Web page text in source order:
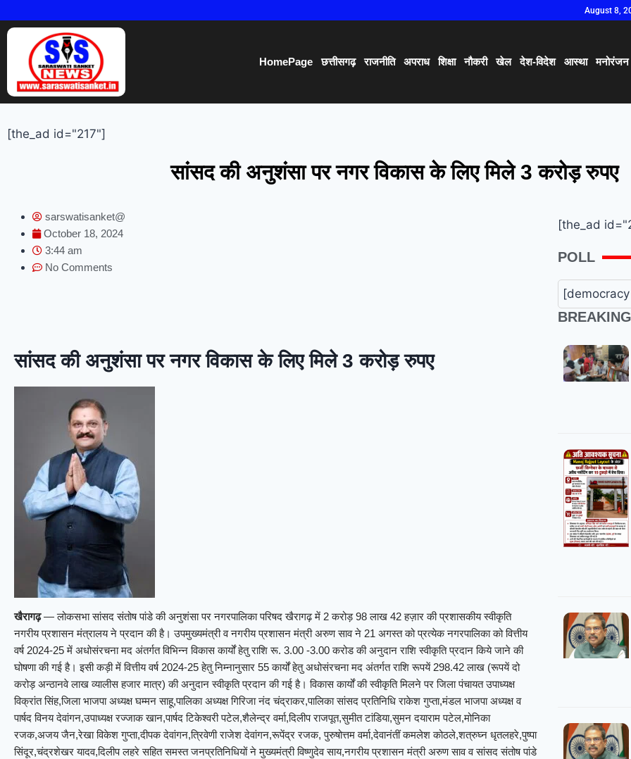
August 8,
HomePage छत्तीसगढ़ राजनीति अपराध शिक्षा नौकरी खेल देश-विदेश आस्था मनोरंजन
[the_ad id="217"]
सांसद की अनुशंसा पर नगर विकास के लिए मिले 3 करोड़ रुपए
sarswatisanket@
October 18, 2024
3:44 am
No Comments
सांसद की अनुशंसा पर नगर विकास के लिए मिले 3 करोड़ रुपए
खैरागढ़— लोकसभा सांसद संतोष पांडे की अनुशंसा पर नगरपालिका परिषद खैरागढ़ में 2 करोड़ 98 लाख 42 हज़ार की प्रशासकीय स्वीकृति
नगरीय प्रशासन मंत्रालय ने प्रदान की है। उपमुख्यमंत्री व नगरीय प्रशासन मंत्री अरुण साव ने 21 अगस्त को प्रत्येक नगरपालिका को वित्तीय
वर्ष 2024-25 में अधोसंरचना मद अंतर्गत विभिन्न विकास कार्यों हेतु राशि रू. 3.00 -3.00 करोड की अनुदान राशि स्वीकृति प्रदान किये जाने की
घोषणा की गई है। इसी कड़ी में वित्तीय वर्ष 2024-25 हेतु निम्नानुसार 55 कार्यों हेतु अधोसंरचना मद अंतर्गत राशि रूपयें 298.42 लाख (रूपयें दो
करोड़ अन्ठानवे लाख व्यालीस हजार मात्र) की अनुदान स्वीकृति प्रदान की गई है। विकास कार्यों की स्वीकृति मिलने पर जिला पंचायत उपाध्यक्ष
विक्रांत सिंह,जिला भाजपा अध्यक्ष घम्मन साहू,पालिका अध्यक्ष गिरिजा नंद चंद्राकर,पालिका सांसद प्रतिनिधि राकेश गुप्ता,मंडल भाजपा अध्यक्ष व
पार्षद विनय देवांगन,उपाध्यक्ष रज्जाक खान,पार्षद टिकेश्वरी पटेल,शैलेन्द्र वर्मा,दिलीप राजपूत,सुमीत टांडिया,सुमन दयाराम पटेल,मोनिका
रजक,अजय जैन,रेखा विकेश गुप्ता,दीपक देवांगन,त्रिवेणी राजेश देवांगन,रूपेंद्र रजक, पुरुषोत्तम वर्मा,देवानंतीं कमलेश कोठले,शत्रुघ्न धृतलहरे,पुष्पा
सिंदूर,चंद्रशेखर यादव,दिलीप लहरे सहित समस्त जनप्रतिनिधियों ने मुख्यमंत्री विष्णुदेव साय,नगरीय प्रशासन मंत्री अरुण साव व सांसद संतोष पांडे
[the_ad
POLL